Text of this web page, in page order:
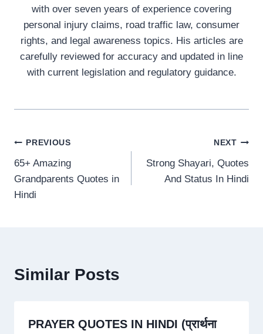
with over seven years of experience covering
personal injury claims, road traffic law, consumer
rights, and legal awareness topics. His articles are
carefully reviewed for accuracy and updated in line
with current legislation and regulatory guidance.
Post
navigation
PREVIOUS
65+ Amazing
Grandparents Quotes in
Hindi
NEXT
Strong Shayari, Quotes
And Status In Hindi
Similar Posts
PRAYER QUOTES IN HINDI (प्रार्थना